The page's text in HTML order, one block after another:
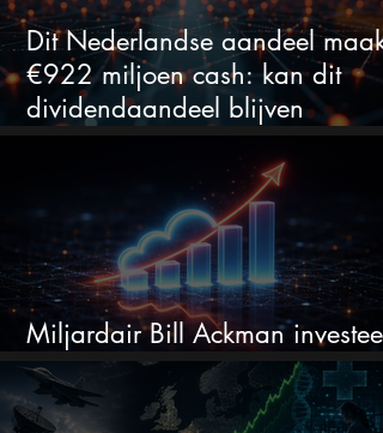
Dit Nederlandse aandeel maakt
€922 miljoen cash: kan dit
dividendaandeel blijven
verhogen?
Miljardair Bill Ackman investeert
miljarden in dit techaandeel